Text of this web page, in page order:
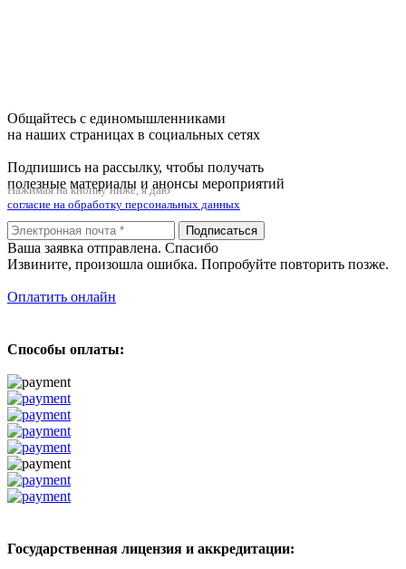
Общайтесь с единомышленниками
на наших страницах в социальных сетях
Подпишись на рассылку, чтобы получать
полезные материалы и анонсы мероприятий
Нажимая на кнопку ниже, я даю
согласие на обработку персональных данных
Подписаться
Ваша заявка отправлена. Спасибо
Извините, произошла ошибка. Попробуйте повторить позже.
Оплатить онлайн
Способы оплаты:
Государственная лицензия и аккредитации: